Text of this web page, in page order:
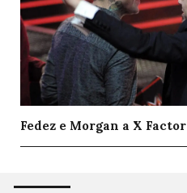
Fedez e Morgan a X Factor